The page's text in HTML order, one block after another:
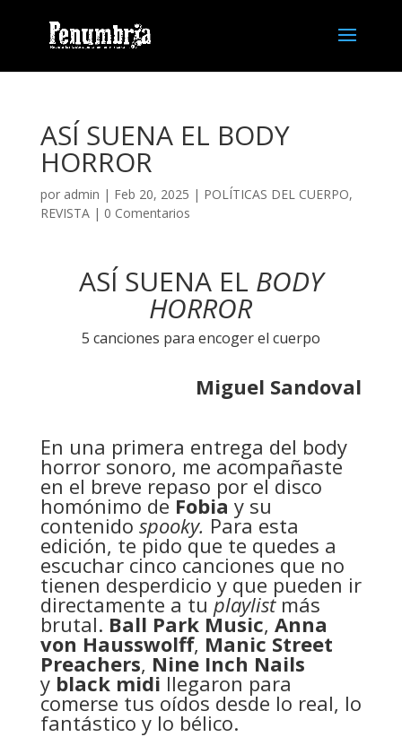
ASÍ SUENA EL BODY
HORROR
por admin | Feb 20, 2025 | POLÍTICAS DEL CUERPO,
REVISTA| 0 Comentarios
ASÍ SUENA EL BODY
HORROR
5 canciones para encoger el cuerpo
Miguel Sandoval
En una primera entrega del body
horror sonoro, me acompañaste
en el breve repaso por el disco
homónimo de Fobia y su
contenido spooky. Para esta
edición, te pido que te quedes a
escuchar cinco canciones que no
tienen desperdicio y que pueden ir
directamente a tu playlistmás
brutal. Ball Park Music, Anna
von Hausswolff, Manic Street
Preachers, Nine Inch Nails
y black midi llegaron para
comerse tus oídos desde lo real, lo
fantástico y lo bélico.